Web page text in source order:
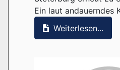
Ein laut andauerndes
Weiterlesen...